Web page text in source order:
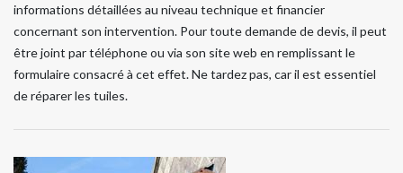
informations détaillées au niveau technique et financier
concernant son intervention. Pour toute demande de devis, il peut
être joint par téléphone ou via son site web en remplissant le
formulaire consacré à cet effet. Ne tardez pas, car il est essentiel
de réparer les tuiles.